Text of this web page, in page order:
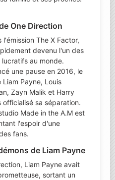
One Direction
l'émission The X Factor,
devenu l'un des
au monde.
une pause en 2016, le
Payne, Louis
Zayn Malik et Harry
officialisé sa séparation.
Made in the A.M est
l'espoir d'une
fans.
de Liam Payne
Liam Payne avait
sortant un